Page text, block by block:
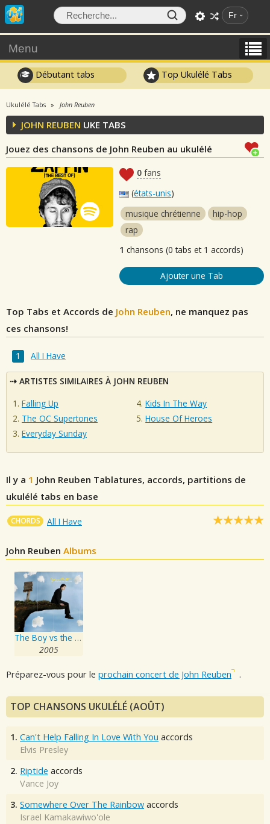
Fr
Menu
Débutant tabs Top Ukulélé Tabs
Ukulélé Tabs John Reuben
JOHN REUBEN UKE TABS
Jouez des chansons de John Reuben au ukulélé
0 fans
(états-unis)
musique chrétienne
hip-hop
rap
1 chansons (0 tabs et 1 accords)
Ajouter une Tab
Top Tabs et Accords de John Reuben, ne manquez pas
ces chansons!
All I Have
ARTISTES SIMILAIRES À JOHN REUBEN
Falling Up
The OC Supertones
Everyday Sunday
Kids In The Way
House Of Heroes
Il y a 1 John Reuben Tablatures, accords, partitions de
ukulélé tabs en base
CHORDS All I Have
John Reuben Albums
The Boy vs the Cynic
2005
Préparez-vous pour le prochain concert de John Reuben .
TOP CHANSONS UKULÉLÉ (AOÛT)
1. Can't Help Falling In Love With You accords
Elvis Presley
2. Riptide accords
Vance Joy
3. Somewhere Over The Rainbow accords
Israel Kamakawiwo'ole